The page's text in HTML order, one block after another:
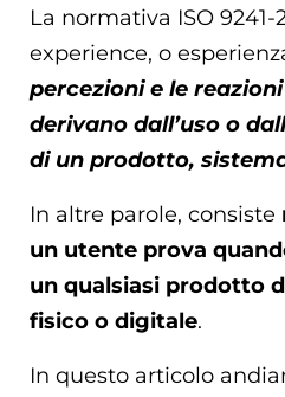
La normativa ISO
experience, o
percezioni e le
derivano dall’uso o
di un prodotto,
In altre parole, consiste
un utente prova
un qualsiasi prodotto
fisico o digitale.
In questo articolo